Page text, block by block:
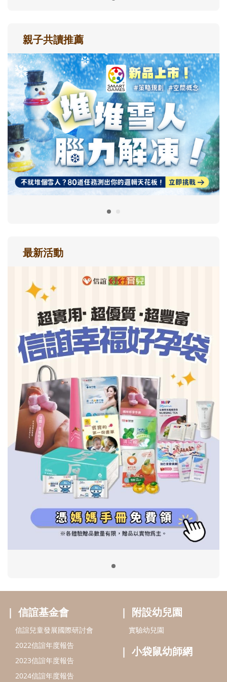
親子共讀推薦
最新活動
信誼基金會
2022信誼年度報告
2023信誼年度報告
2024信誼年度報告
好孕袋
分齡育兒電子報
線上教養諮詢
附設幼兒園
小袋鼠幼師網
出版服務